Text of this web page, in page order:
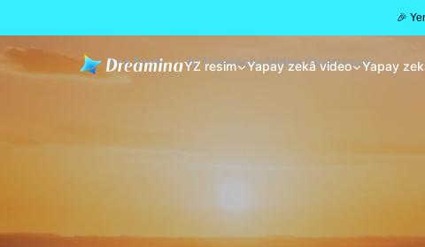
🎉
YZ resim Yapay zekâ video Yapay
Ana Sayfa AI Timelapse Video Oluşturucu